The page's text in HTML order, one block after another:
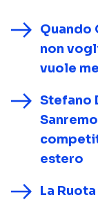
Quando
non
vuole
Stefano
estero
La